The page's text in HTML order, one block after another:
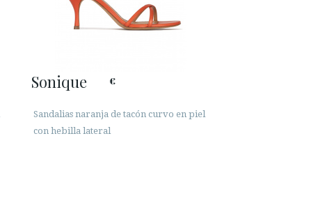
Sonique €
Sandalias naranja de tacón curvo en piel
con hebilla lateral